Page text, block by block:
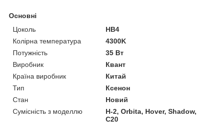
Основні
Цоколь
HB4
Колірна температура
4300K
Потужність
35 Вт
Виробник
Квант
Країна виробник
Китай
Тип
Ксенон
Стан
Новий
Сумісність з моделлю
H-2, Orbita, Hover, Shadow,
C20